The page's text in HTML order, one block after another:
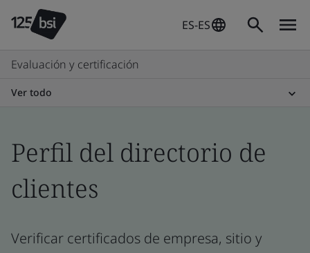
ES-ES
Evaluación y certificación
Ver todo
Perfil del directorio de
clientes
Verificar certificados de empresa, sitio y